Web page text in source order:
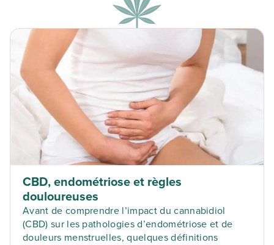
CBD, endométriose et règles
douloureuses
Avant de comprendre l’impact du cannabidiol
(CBD) sur les pathologies d’endométriose et de
douleurs menstruelles, quelques définitions